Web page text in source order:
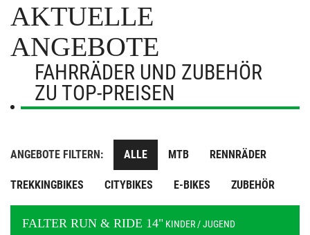
AKTUELLE
ANGEBOTE
FAHRRÄDER UND ZUBEHÖR
ZU TOP-PREISEN
ANGEBOTE FILTERN: ALLE MTB RENNRÄDER
TREKKINGBIKES CITYBIKES E-BIKES ZUBEHÖR
FALTER RUN & RIDE 14" KINDER / JUGEND